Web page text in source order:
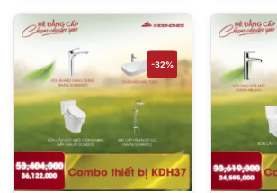
25.550.000 ₫.
17.678.000 ₫.
-32%